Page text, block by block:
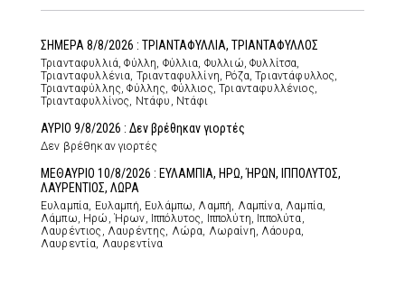
ΣΗΜΕΡΑ 8/8/2026 : ΤΡΙΑΝΤΑΦΥΛΛΙΑ, ΤΡΙΑΝΤΑΦΥΛΛΟΣ
Τριανταφυλλιά, Φύλλη, Φύλλια, Φυλλιώ, Φυλλίτσα,
Τριανταφυλλένια, Τριανταφυλλίνη, Ρόζα, Τριαντάφυλλος,
Τριανταφύλλης, Φύλλης, Φύλλιος, Τριανταφυλλένιος,
Τριανταφυλλίνος, Ντάφυ, Ντάφι
ΑΥΡΙΟ 9/8/2026 : Δεν βρέθηκαν γιορτές
Δεν βρέθηκαν γιορτές
ΜΕΘΑΥΡΙΟ 10/8/2026 : ΕΥΛΑΜΠΙΑ, ΗΡΩ, ΉΡΩΝ, ΙΠΠΟΛΥΤΟΣ,
ΛΑΥΡΕΝΤΙΟΣ, ΛΩΡΑ
Ευλαμπία, Ευλαμπή, Ευλάμπω, Λαμπή, Λαμπίνα, Λαμπία,
Λάμπω, Ηρώ, Ήρων, Ιππόλυτος, Ιππολύτη, Ιππολύτα,
Λαυρέντιος, Λαυρέντης, Λώρα, Λωραίνη, Λάουρα,
Λαυρεντία, Λαυρεντίνα